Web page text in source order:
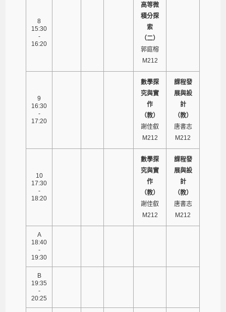
8
15:30
-
16:20
高等微
積分探
索
（二）
郭庭榕
M212
9
16:30
-
17:20
數學探
究與實
作
（教）
謝佳叡
M212
課程發
展與設
計
（教）
唐書志
M212
10
17:30
-
18:20
數學探
究與實
作
（教）
謝佳叡
M212
課程發
展與設
計
（教）
唐書志
M212
A
18:40
-
19:30
B
19:35
-
20:25